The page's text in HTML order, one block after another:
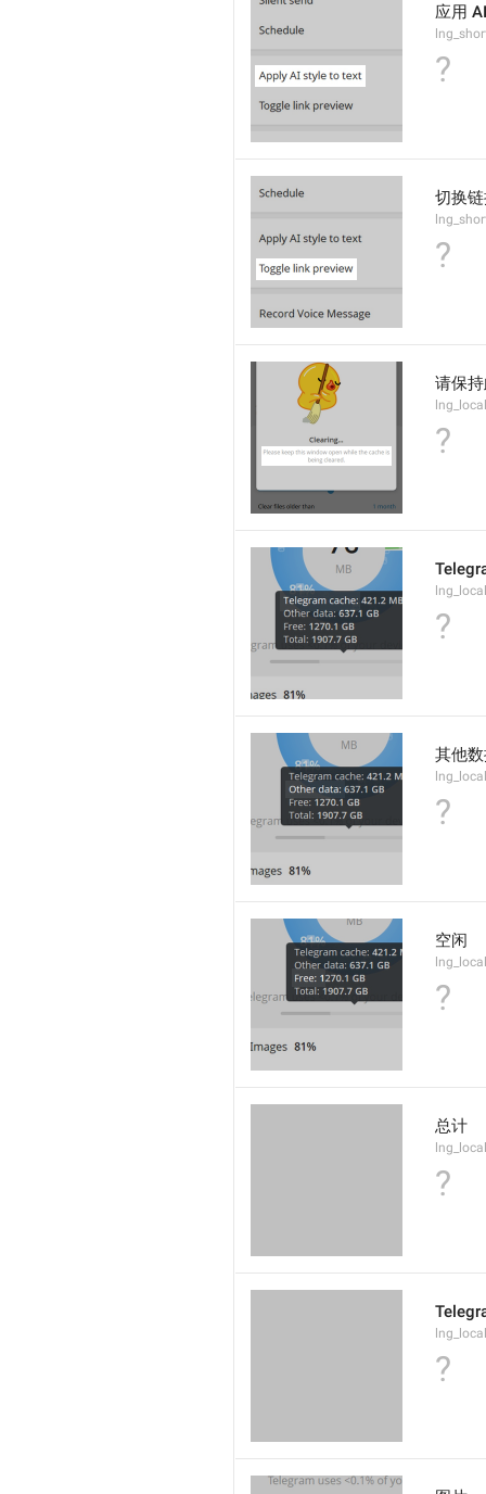
应用
?
切换
?
请保
?
?
其他
?
空闲
?
总计
?
?